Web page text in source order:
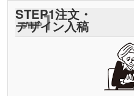
STEP1注文・
デザイン入稿